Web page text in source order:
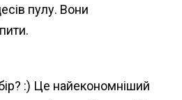
пулу. Вони
:) Це найекономніший